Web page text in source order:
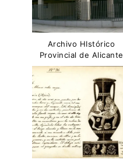
Archivo HIstórico
Provincial de Alicante